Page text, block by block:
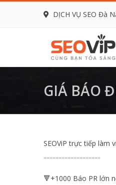
DỊCH VỤ SEO Đà
GIÁ BÁO
SEOViP trực tiếp làm
......................................
🔻+1000 Báo PR lớn